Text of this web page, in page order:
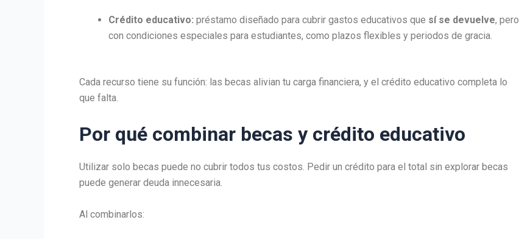
Crédito educativo: préstamo diseñado para cubrir gastos educativos que sí se devuelve, pero
con condiciones especiales para estudiantes, como plazos flexibles y periodos de gracia.
Cada recurso tiene su función: las becas alivian tu carga financiera, y el crédito educativo completa lo
que falta.
Por qué combinar becas y crédito educativo
Utilizar solo becas puede no cubrir todos tus costos. Pedir un crédito para el total sin explorar becas
puede generar deuda innecesaria.
Al combinarlos: